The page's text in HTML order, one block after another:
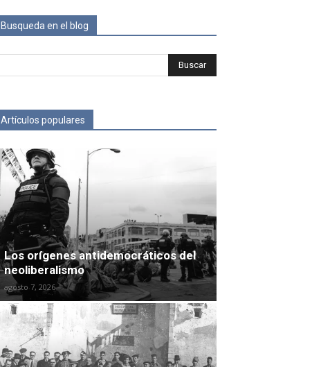
Busqueda en el blog
Artículos populares
Los orígenes antidemocráticos del
neoliberalismo
agosto 7, 2026